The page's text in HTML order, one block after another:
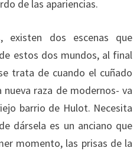
de las apariencias.
existen dos escenas que
estos dos mundos, al final
trata de cuando el cuñado
raza de modernos- va
barrio de Hulot. Necesita
dársela es un anciano que
momento, las prisas de la